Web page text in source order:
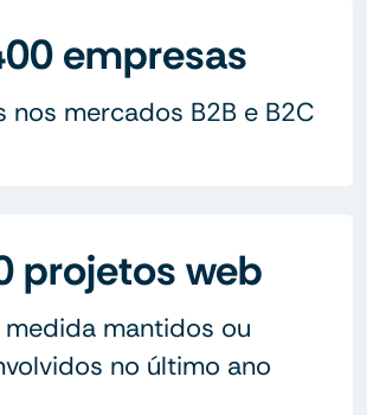
empresas
nos mercados B2B e B2C
projetos web
mantidos ou
no último ano